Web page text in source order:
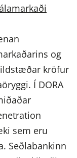
og
kröfur
Í DORA
sem eru
Seðlabankinn